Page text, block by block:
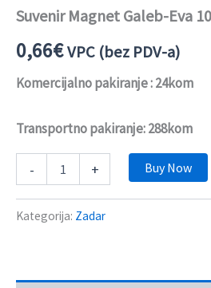
Suvenir Magnet Galeb-Eva
0,66€VPC (bez PDV-a)
Komercijalno pakiranje : 24kom
Transportno pakiranje: 288kom
- + Buy Now
Kategorija: Zadar